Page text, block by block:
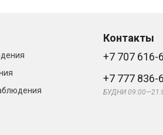
Контакты
+7 707 616-
+7 777 836-
БУДНИ